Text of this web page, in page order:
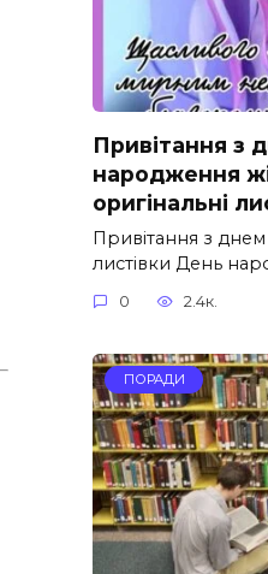
Привітання з
народження
оригінальні
Привітання з
листівки День
0 2.4к.
ПОРАДИ